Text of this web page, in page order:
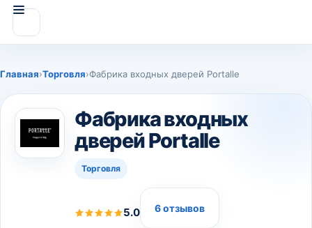
Главная›Торговля›Фабрика входных дверей Portalle
Фабрика входных
дверей Portalle
Торговля
5.0 6 отзывов